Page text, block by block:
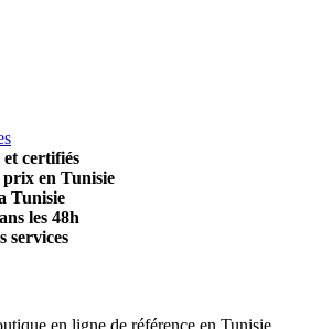
certifiés
en Tunisie
Tunisie
les 48h
services
en ligne de référence en Tunisie.